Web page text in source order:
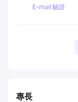
E-mail 驗證
專長